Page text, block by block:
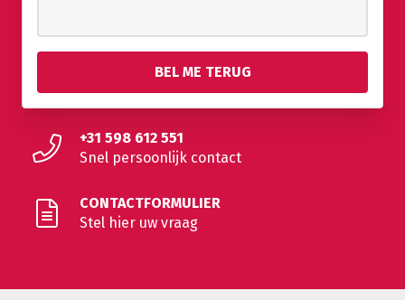
+31 598 612 551
Snel persoonlijk contact
CONTACTFORMULIER
Stel hier uw vraag